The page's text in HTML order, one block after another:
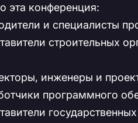
эта конференция:
и специалисты
строительных
инженеры и
программного